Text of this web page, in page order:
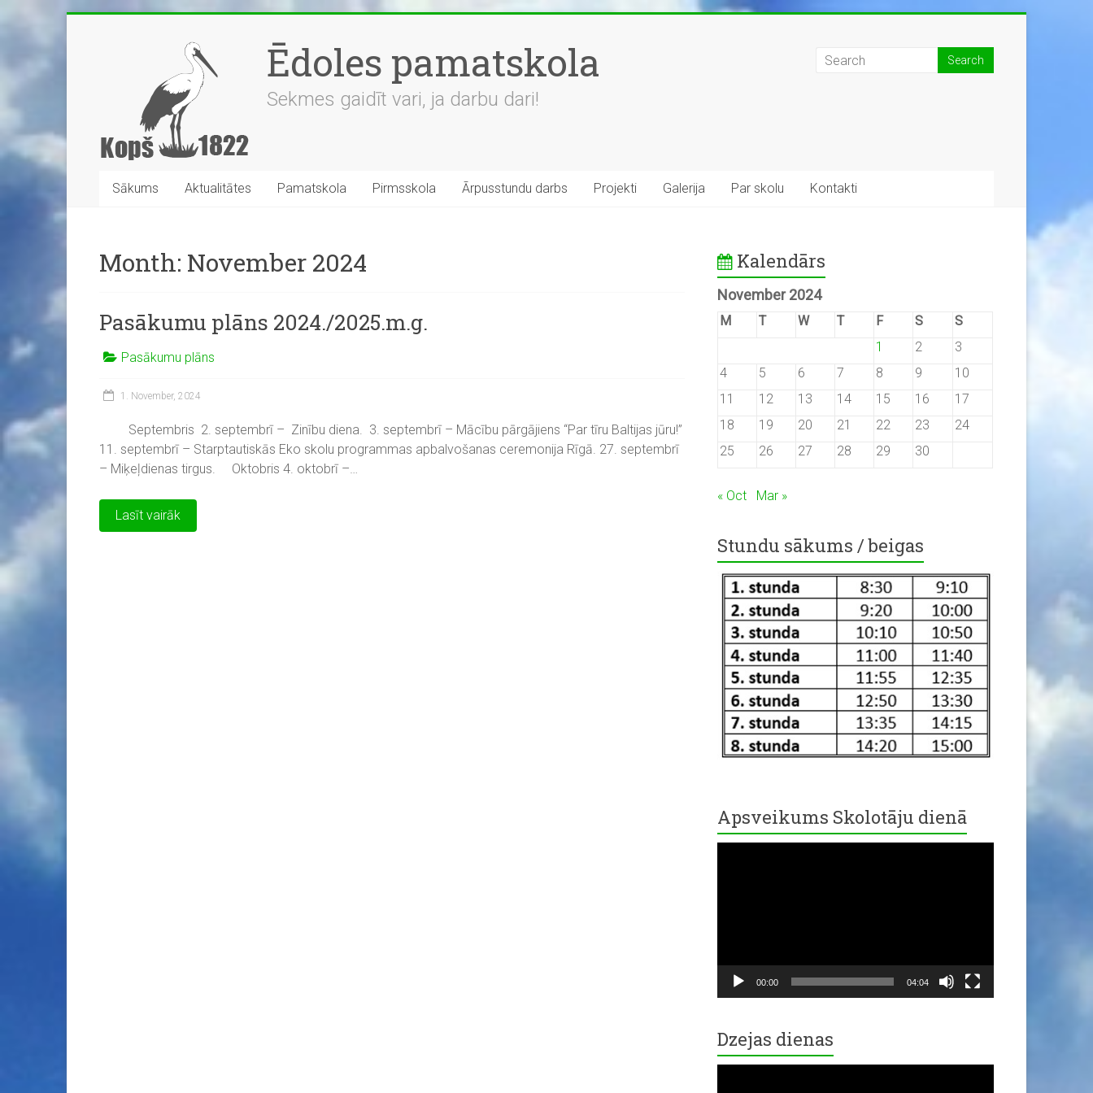
Ēdoles pamatskola
Sekmes gaidīt vari, ja darbu dari!
Sākums Aktualitātes Pamatskola Pirmsskola Ārpusstundu darbs Projekti Galerija Par skolu Kontakti
Month: November 2024
Pasākumu plāns 2024./2025.m.g.
Pasākumu plāns
1. November, 2024
Septembris 2. septembrī – Zinību diena. 3. septembrī – Mācību pārgājiens “Par tīru Baltijas jūru!”
11. septembrī – Starptautiskās Eko skolu programmas apbalvošanas ceremonija Rīgā. 27. septembrī
– Miķeļdienas tirgus. Oktobris 4. oktobrī –…
Lasīt vairāk
Kalendārs
November 2024
M T W T F S
S
1
2
3
4
5 6 7 8 9
10
11
12 13 14 15 16
17
18
19 20 21 22 23
24
25
26 27 28 29 30
« Oct Mar »
Stundu sākums / beigas
Apsveikums Skolotāju dienā
00:00 04:04
Dzejas dienas